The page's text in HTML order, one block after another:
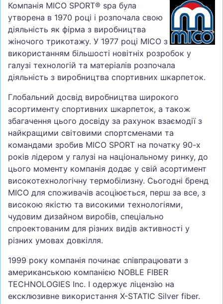
Компанія MICO SPORT® spa була
утворена в 1970 році і розпочала свою
діяльність як фірма з виробництва
жіночого трикотажу. У 1977 році MICO з
використанням більшості новітніх розробок у
галузі технологій та матеріалів розпочала
діяльність з виробництва спортивних шкарпеток.
Глобальний досвід виробництва широкого
асортименту спортивних шкарпеток, а також
збагачення цього досвіду за рахунок взаємодії з
найкращими світовими спортсменами та
командами зробив MICO SPORT на початку 90-х
років лідером у галузі на національному ринку, до
цього моменту компанія додає у свій асортимент
високотехнологічну термобілизну. Сьогодні бренд
MICO для споживачів асоціюється, перш за все, з
високою якістю та високими технологіями,
чудовим дизайном виробів, спеціально
спроектованим для різних видів активності у
різних умовах довкілля.
1999 року компанія починає співпрацювати з
американською компанією NOBLE FIBER
TECHNOLOGIES Inc. І одержує ліцензію на
ексклюзивне використання X-STATIC Silver fiber.